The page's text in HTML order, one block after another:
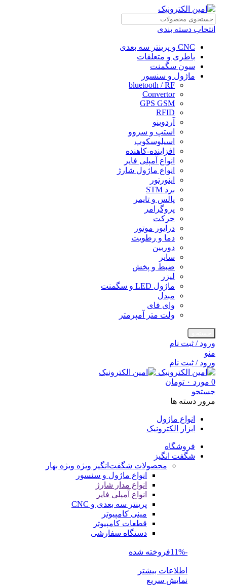
انتخاب دسته بندی
CNC و پرینتر سه بعدی
باطری و متعلقات
سون سگمنت
ماژول و سنسور
bluetooth / RF
Convertor
GPS GSM
RFID
آردوینو
استپ و سروو
اسیلوسکوپ
افزاینده-کاهنده
انواع آمپلی فایر
انواع ماژول شارژ
اینورتور
برد STM
پالس و تایمر
پروگرامر
حرکت
درایور موتور
دما و رطویت
دوربین
سایر
ضبط و پخش
لیزر
ماژول LED و سگمنت
مبدل
وای فای
ولت متر آمپرمتر
ورود / ثبت نام
منو
ورود / ثبت نام
0 مورد ۰ تومان
جستجو
مرور دسته ها
انواع ماژول
ابزار الکترونیک
فروشگاه
شگفت انگیز
محصولات شگفت‌انگیز ویژه ویژه بهار
انواع ماژول و سنسور
انواع مدار شارژ
انواع آمپلی فایر
پرینتر سه بعدی و CNC
مینی کامپیوتر
قطعات کامپیوتر
دستگاه سفارشی
-11% فروخته شده
اطلاعات بیشتر
نمایش سریع